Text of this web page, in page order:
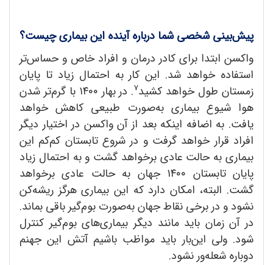
پیشبینی شخصی شما درباره آینده این بیماری چیست؟
واکسن ابتدا برای کادر درمان و افراد خاص و حساس‌تر
استفاده خواهد شد. این کار به احتمال زیاد تا پایان
زمستان طول خواهد کشید7
. در بهار ۱۴۰۰ با گرم‌تر شدن
هوا شیوع بیماری به‌صورت طبیعی کاهش خواهد
یافت. به اضافه اینکه بعد از آن واکسن در اختیار دیگر
افراد قرار خواهد گرفت و در شروع تابستان کم‌کم این
بیماری به حالت عادی برخواهد گشت و به احتمال زیاد
پایان تابستان ۱۴۰۰ جهان به حالت عادی برخواهد
گشت. البته، امکان دارد که این بیماری هرگز ریشه‌کن
نشود و در برخی نقاط جهان به‌صورت بوم‌گیر باقی بماند.
در آن زمان باید مانند دیگر بیماری‌های بوم‌گیر کنترل
شود. ولی این‌بار باید مواظب باشیم آتش این جهنم
دوباره شعله‌ور نشود.